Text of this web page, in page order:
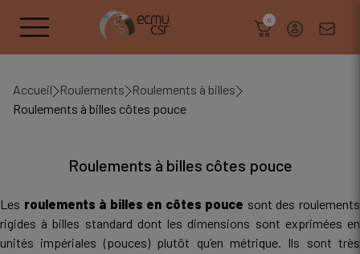
0
Accueil Roulements
Roulements à billes
Roulements à billes côtes pouce
Roulements à billes côtes pouce
Les roulements à billes en côtes pouce sont des roulements
rigides à billes standard dont les dimensions sont exprimées en
unités impériales (pouces) plutôt qu’en métrique. Ils sont très